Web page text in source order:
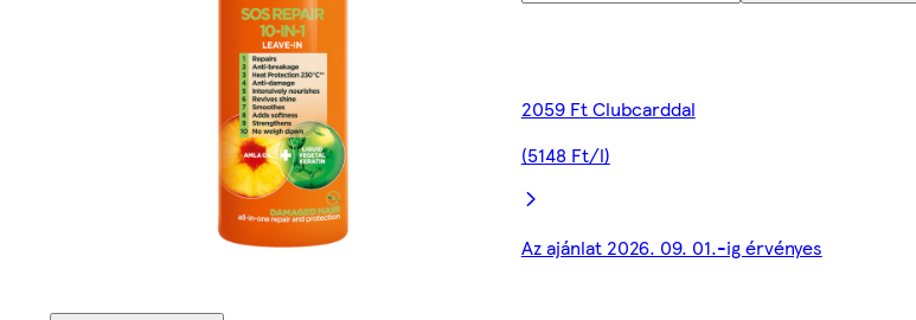
2059 Ft Clubcarddal
(5148 Ft/l)
Az ajánlat 2026. 09. 01.-ig érvényes